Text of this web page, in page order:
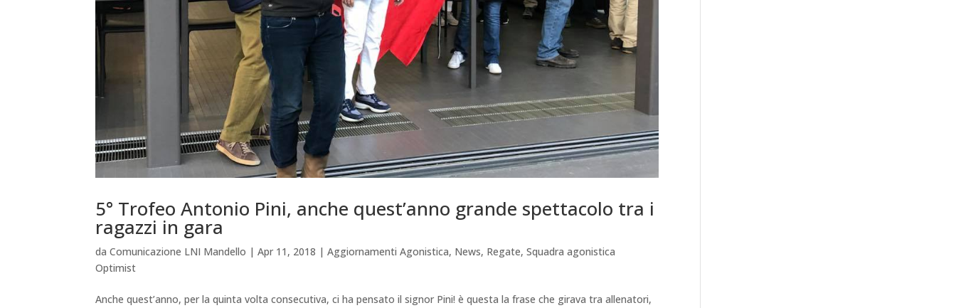
5° Trofeo Antonio Pini, anche quest’anno grande spettacolo tra i
ragazzi in gara
daComunicazione LNI Mandello |Apr 11, 2018 |Aggiornamenti Agonistica, News, Regate,Squadra agonistica
Optimist
Anche quest’anno, per la quinta volta consecutiva, ci ha pensato il signor Pini! è questa la frase che girava tra allenatori,